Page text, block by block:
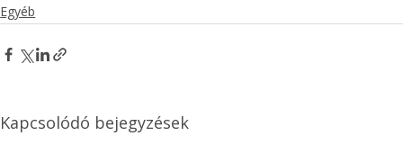
Egyéb
Kapcsolódó bejegyzések